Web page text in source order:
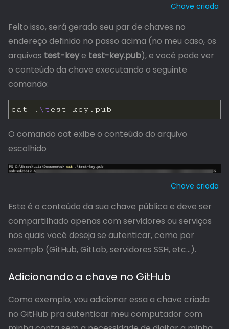
Chave criada
Feito isso, será gerado seu par de chaves no
endereço definido no passo acima (no meu caso, os
arquivos test-keye test-key.pub), e você pode ver
o conteúdo da chave executando o seguinte
comando:
cat . \t
O comando cat exibe o conteúdo do arquivo
escolhido
Chave criada
Este é o conteúdo da sua chave pública e deve ser
compartilhado apenas com servidores ou serviços
nos quais você deseja se autenticar, como por
exemplo (GitHub, GitLab, servidores SSH, etc…).
Adicionando a chave no GitHub
Como exemplo, vou adicionar essa a chave criada
no GitHub pra autenticar meu computador com